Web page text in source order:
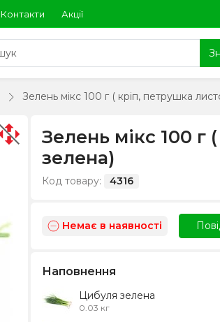
Контакти Акції
Зелень мікс 100 г ( кріп, петрушка
Зелень мікс 100 г
зелена)
Код товару: 4316
Немає в наявності
Наповнення
Цибуля зелена
0.03 кг